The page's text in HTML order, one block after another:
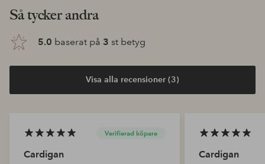
Så tycker andra
5.0 baserat på 3 st betyg
Visa alla recensioner (3)
Verifierad köpare
Cardigan Cardigan